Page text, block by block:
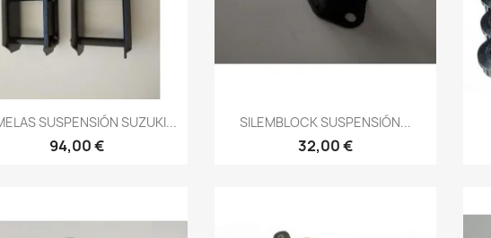
Vista rápida
SUSPENSIÓN SUZUKI...
94,00 €
Vista rápida
SILEMBLOCK SUSPENSIÓN...
32,00 €